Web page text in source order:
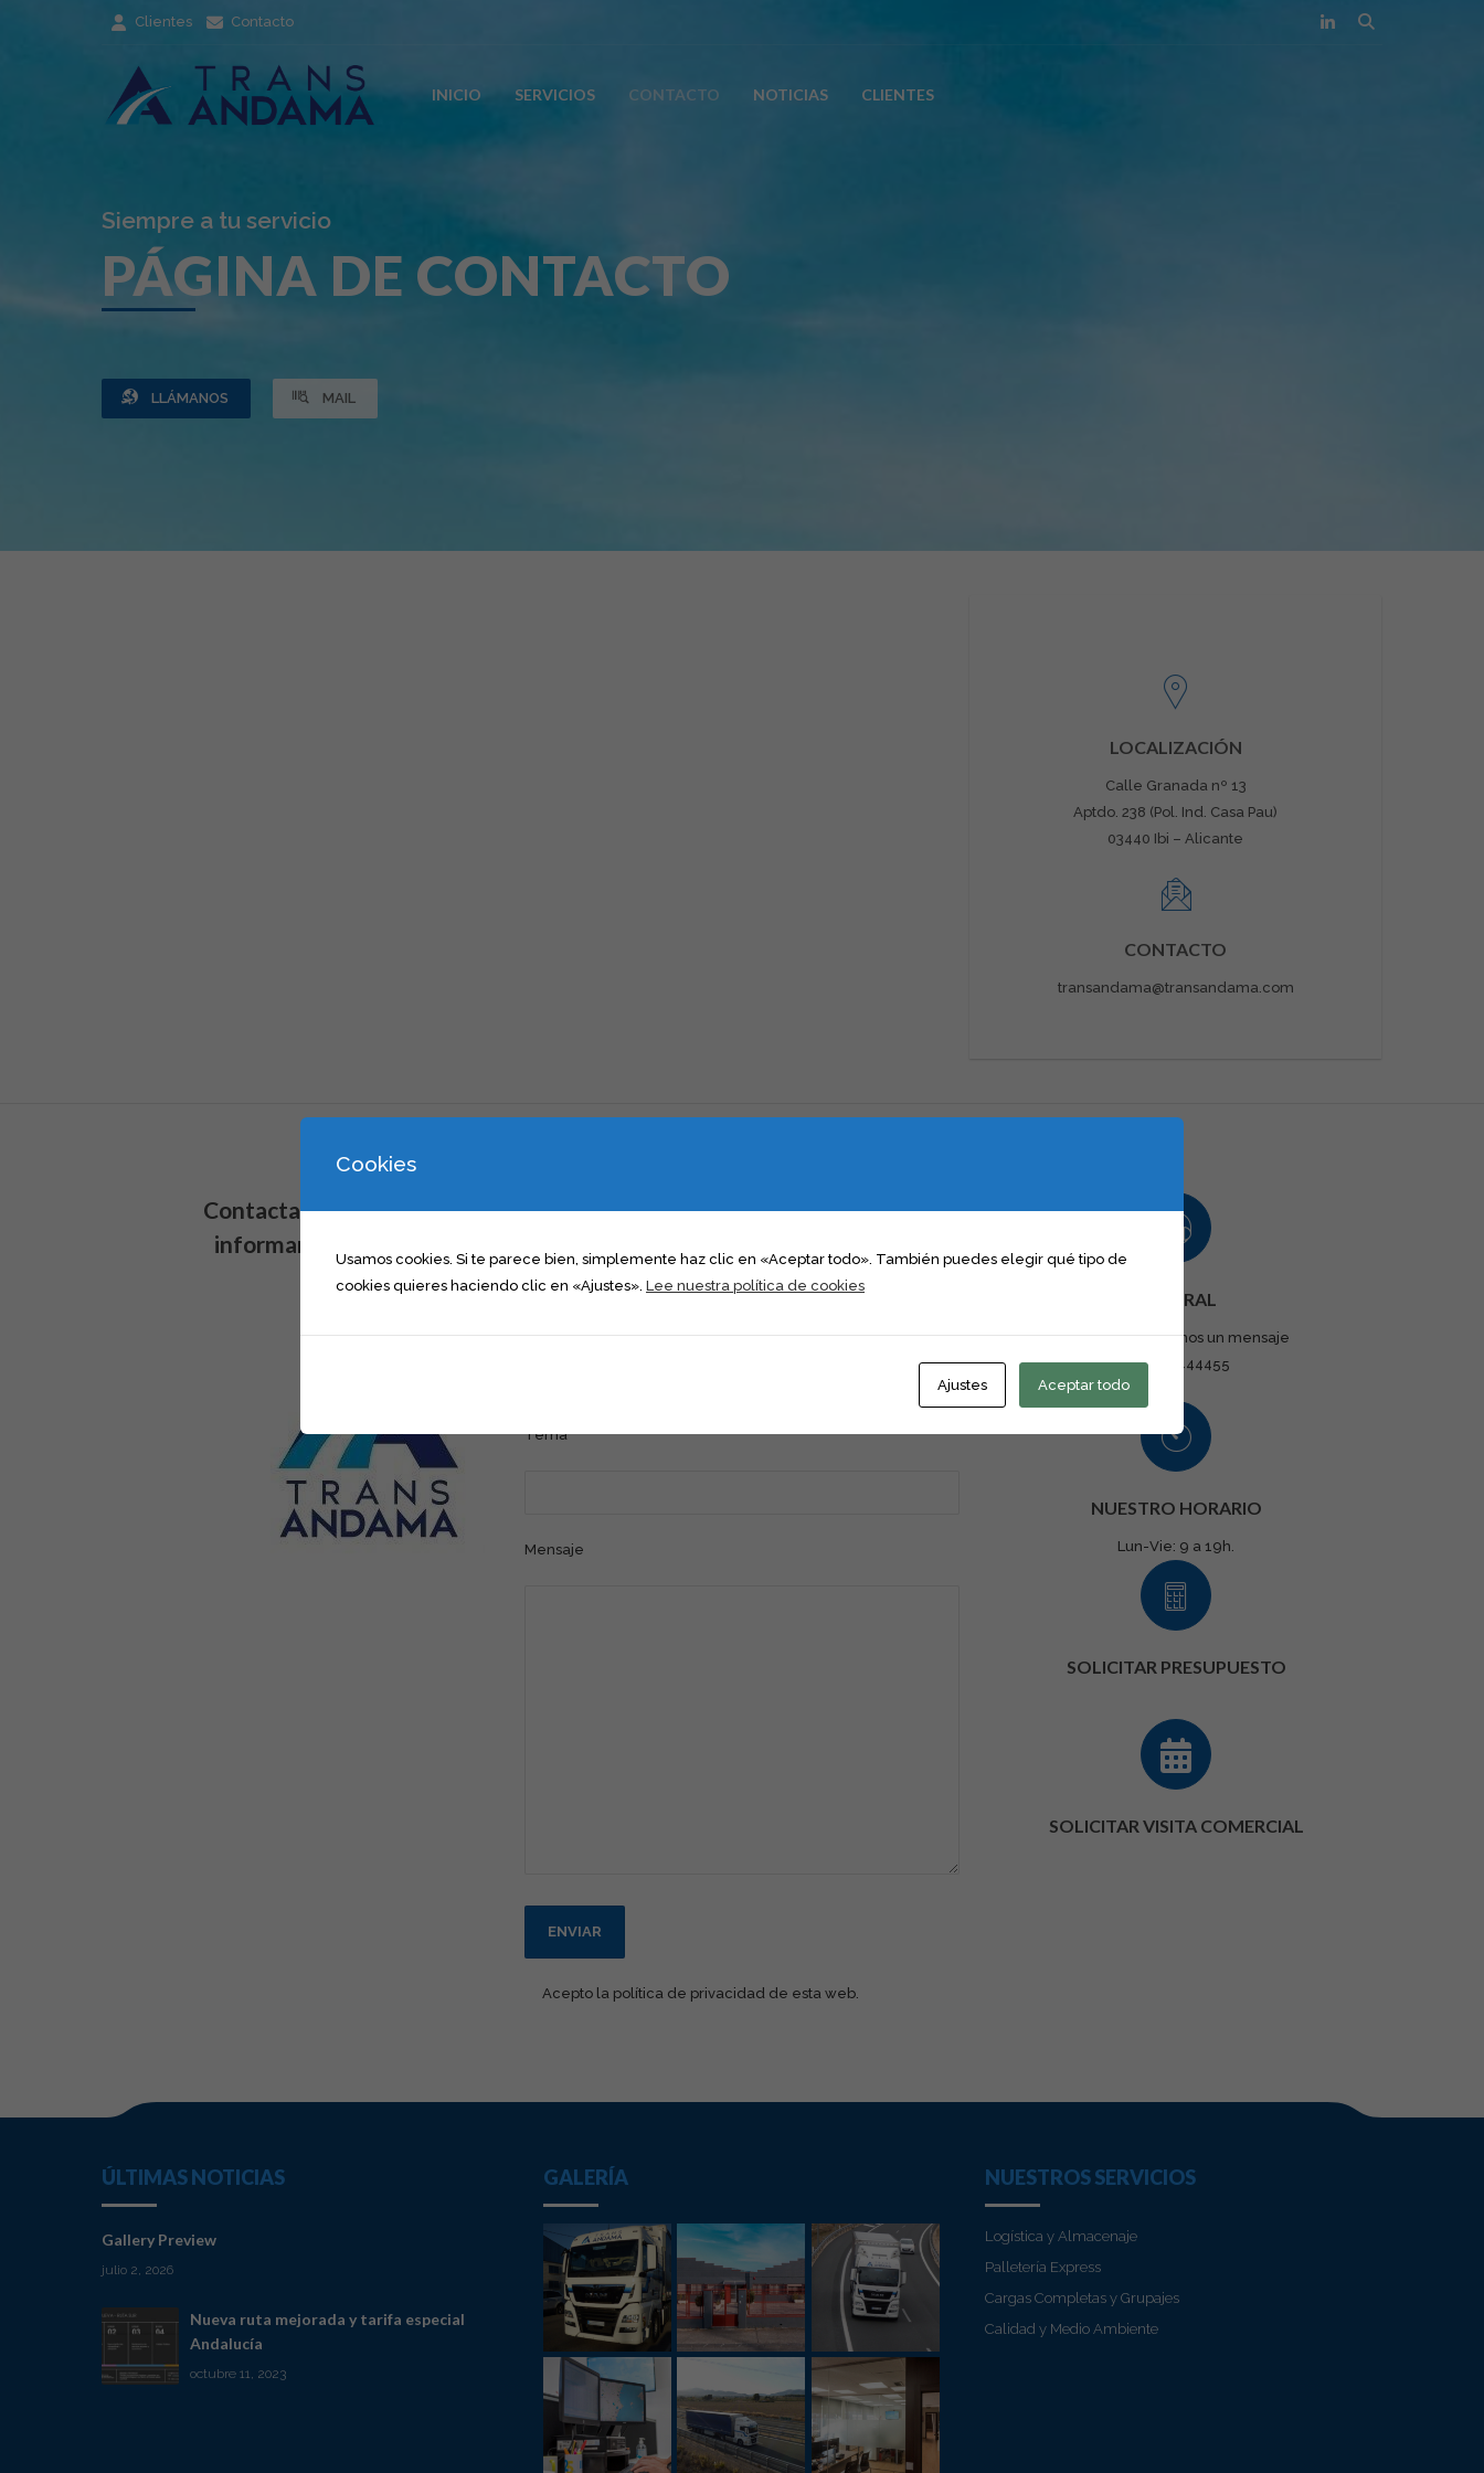
Clientes Contacto
INICIO SERVICIOS CONTACTO NOTICIAS CLIENTES
Siempre a tu servicio
PÁGINA DE CONTACTO
LLÁMANOS MAIL
LOCALIZACIÓN
Calle Granada nº 13
Aptdo. 238 (Pol. Ind. Casa Pau)
03440 Ibi – Alicante
CONTACTO
transandama@transandama.com
Contacta con nosotros para
informarte sobre nuestros
servicios
Tema
Mensaje
Acepto la política de privacidad de esta web.
CENTRAL
Llámanos o déjanos un mensaje
+34 966444455
NUESTRO HORARIO
Lun-Vie: 9 a 19h.
SOLICITAR PRESUPUESTO
SOLICITAR VISITA COMERCIAL
ÚLTIMAS NOTICIAS
Gallery Preview
julio 2, 2026
Nueva ruta mejorada y tarifa especial
Andalucía
octubre 11, 2023
GALERÍA NUESTROS SERVICIOS
Logística y Almacenaje
Palletería Express
Cargas Completas y Grupajes
Calidad y Medio Ambiente
Cookies
Usamos cookies. Si te parece bien, simplemente haz clic en «Aceptar todo». También puedes elegir qué tipo de
cookies quieres haciendo clic en «Ajustes». Lee nuestra política de cookies
Ajustes Aceptar todo